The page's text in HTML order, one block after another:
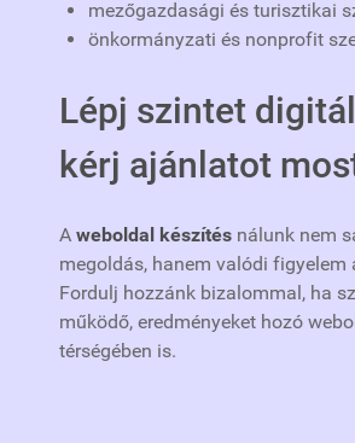
mezőgazdasági és turisztikai
önkormányzati és nonprofit
Lépj szintet
kérj ajánlatot
A weboldal készítés nálunk nem
megoldás, hanem valódi figyelem
Fordulj hozzánk bizalommal, ha
működő, eredményeket hozó
térségében is.